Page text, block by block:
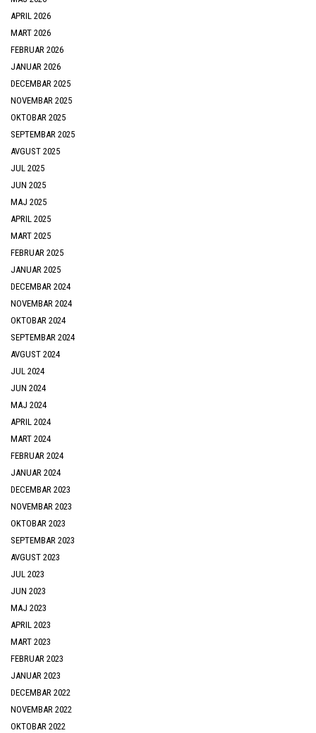
APRIL 2026
MART 2026
FEBRUAR 2026
JANUAR 2026
DECEMBAR 2025
NOVEMBAR 2025
OKTOBAR 2025
SEPTEMBAR 2025
AVGUST 2025
JUL 2025
JUN 2025
MAJ 2025
APRIL 2025
MART 2025
FEBRUAR 2025
JANUAR 2025
DECEMBAR 2024
NOVEMBAR 2024
OKTOBAR 2024
SEPTEMBAR 2024
AVGUST 2024
JUL 2024
JUN 2024
MAJ 2024
APRIL 2024
MART 2024
FEBRUAR 2024
JANUAR 2024
DECEMBAR 2023
NOVEMBAR 2023
OKTOBAR 2023
SEPTEMBAR 2023
AVGUST 2023
JUL 2023
JUN 2023
MAJ 2023
APRIL 2023
MART 2023
FEBRUAR 2023
JANUAR 2023
DECEMBAR 2022
NOVEMBAR 2022
OKTOBAR 2022